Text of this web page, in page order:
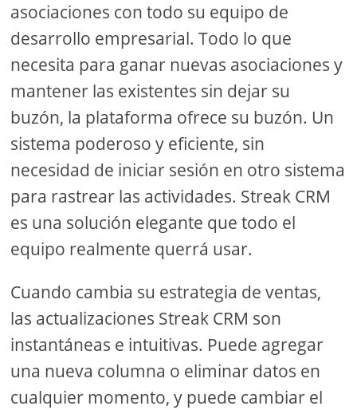
asociaciones con todo su equipo de
desarrollo empresarial. Todo lo que
necesita para ganar nuevas asociaciones y
mantener las existentes sin dejar su
buzón, la plataforma ofrece su buzón. Un
sistema poderoso y eficiente, sin
necesidad de iniciar sesión en otro sistema
para rastrear las actividades. Streak CRM
es una solución elegante que todo el
equipo realmente querrá usar.
Cuando cambia su estrategia de ventas,
las actualizaciones Streak CRM son
instantáneas e intuitivas. Puede agregar
una nueva columna o eliminar datos en
cualquier momento, y puede cambiar el